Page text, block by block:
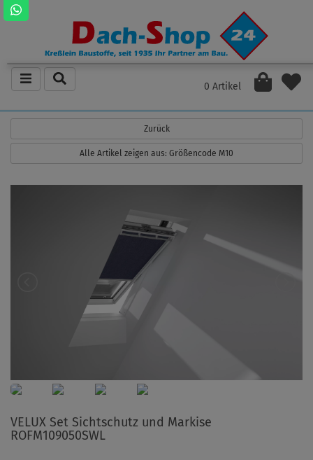
0 Artikel
Zurück
Alle Artikel zeigen aus: Größencode M10
VELUX Set Sichtschutz und Markise
ROFM109050SWL